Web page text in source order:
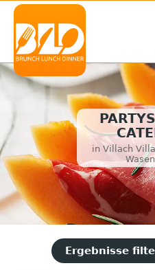
in Villach
Ergebnisse